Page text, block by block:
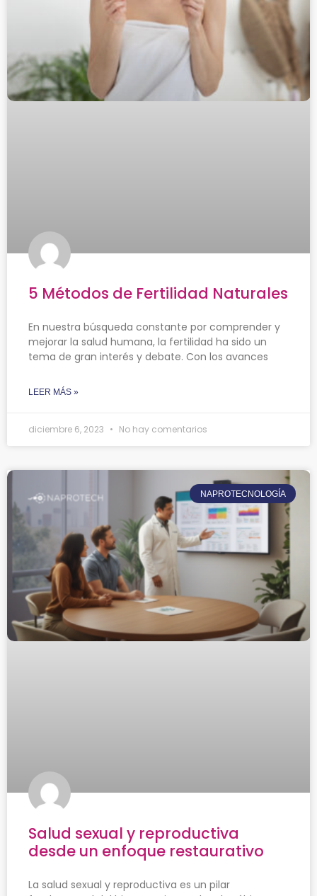
5 Métodos de Fertilidad Naturales
En nuestra búsqueda constante por comprender y
mejorar la salud humana, la fertilidad ha sido un
tema de gran interés y debate. Con los avances
LEER MÁS »
diciembre 6, 2023 No hay comentarios
NAPROTECNOLOGÍA
Salud sexual y reproductiva
desde un enfoque restaurativo
La salud sexual y reproductiva es un pilar